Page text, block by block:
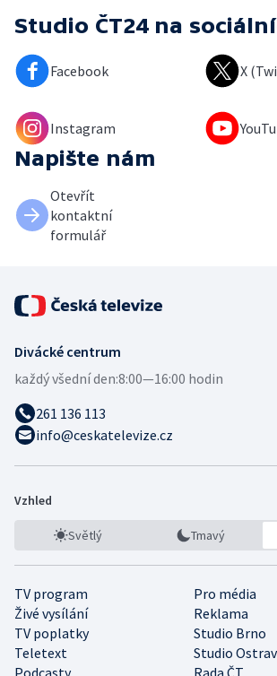
Studio ČT24 na
Facebook X
Instagram
Napište nám
Otevřít
kontaktní
formulář
Divácké centrum
každý všední den:8:00—16:00 hodin
261 136 113
info@ceskatelevize.cz
Vzhled
Světlý Tmavý
TV program
Pro média
Živé vysílání
Reklama
TV poplatky
Studio Brno
Teletext
Studio